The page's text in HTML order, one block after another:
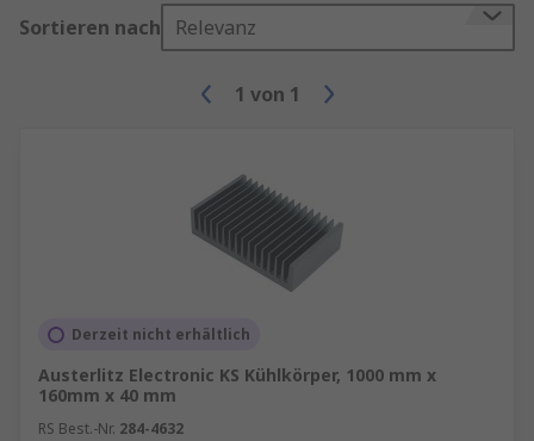
Sortieren nach Relevanz
1 von 1
Derzeit nicht erhältlich
Austerlitz Electronic KS Kühlkörper, 1000 mm x
160mm x 40 mm
RS Best.-Nr. 284-4632